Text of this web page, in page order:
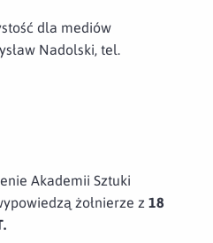
dla mediów
Nadolski, tel.
Akademii Sztuki
żołnierze z 18